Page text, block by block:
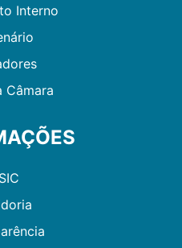
Interno
Câmara